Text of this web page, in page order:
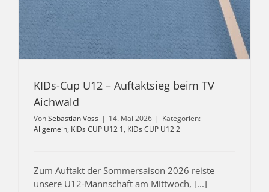
KIDs-Cup U12 – Auftaktsieg beim TV
Aichwald
VonSebastian Voss | 14. Mai 2026 | Kategorien:
Allgemein, KIDs CUP U12 1, KIDs CUP U12 2
Zum Auftakt der Sommersaison 2026 reiste
unsere U12-Mannschaft am Mittwoch, [...]